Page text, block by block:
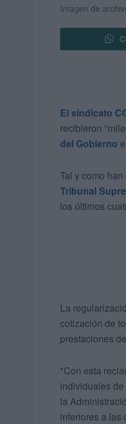
Imagen de
El sindicato
recibieron
del Gobierno
Tal y como
Tribunal
los últimos
La
cotización de
prestaciones
"Con esta
individuales
la
inferiores a las